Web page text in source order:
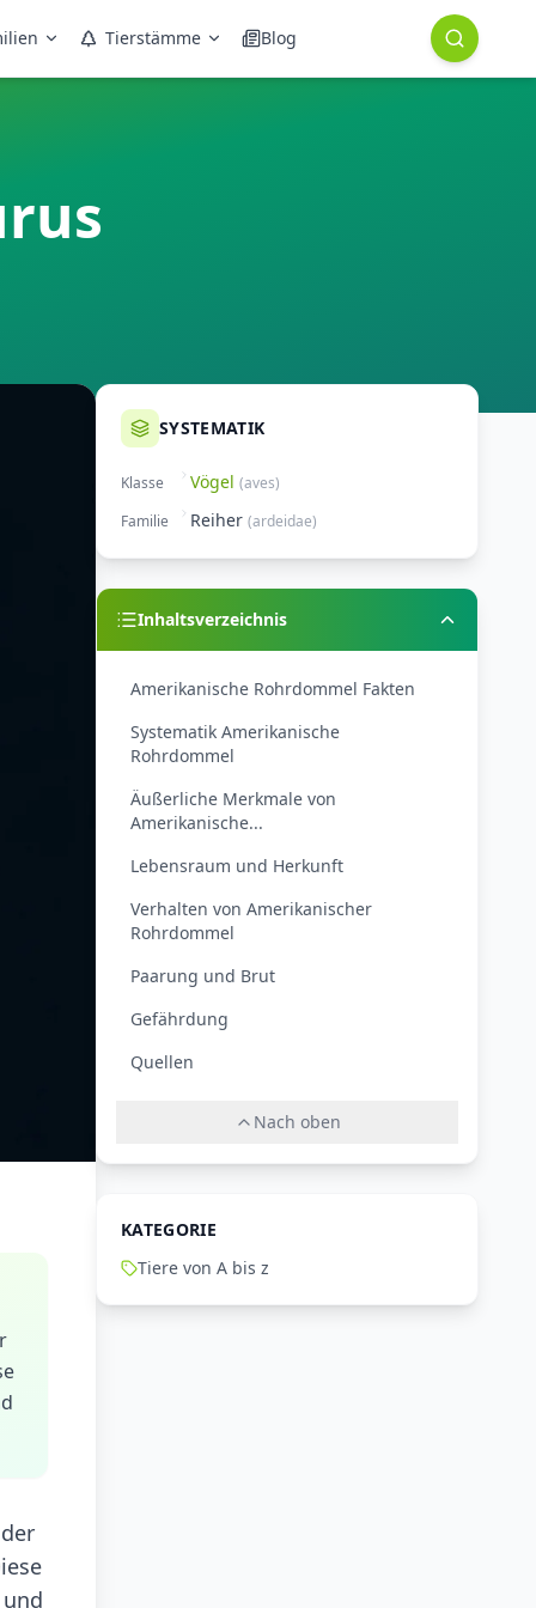
Tierstämme Blog
SYSTEMATIK
Klasse Vögel (aves)
Familie
Reiher (ardeidae)
Inhaltsverzeichnis
Amerikanische Rohrdommel Fakten
Systematik Amerikanische
Rohrdommel
Äußerliche Merkmale von
Amerikanische...
Lebensraum und Herkunft
Verhalten von Amerikanischer
Rohrdommel
Paarung und Brut
Gefährdung
Quellen
Nach oben
KATEGORIE
Tiere von A bis z